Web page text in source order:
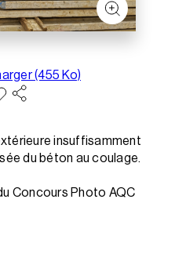
(455 Ko)
insuffisamment
du béton au coulage.
Concours Photo AQC